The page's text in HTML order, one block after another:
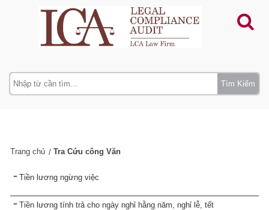
Tìm Kiếm
Trang chủ Tra Cứu công Văn
Tiền lương ngừng việc
Tiền lương tính trả cho ngày nghỉ hằng năm, nghỉ lễ, tết